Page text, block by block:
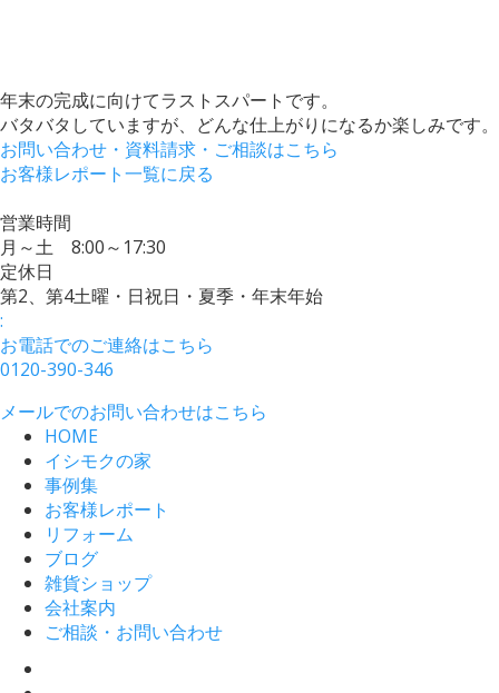
年末の完成に向けてラストスパートです。
バタバタしていますが、どんな仕上がりになるか楽しみです。
お問い合わせ・資料請求・ご相談はこちら
お客様レポート一覧に戻る
営業時間
月～土 8:00～17:30
定休日
第2、第4土曜・日祝日・夏季・年末年始
:
お電話でのご連絡はこちら
0120-390-346
メールでのお問い合わせはこちら
HOME
イシモクの家
事例集
お客様レポート
リフォーム
ブログ
雑貨ショップ
会社案内
ご相談・お問い合わせ